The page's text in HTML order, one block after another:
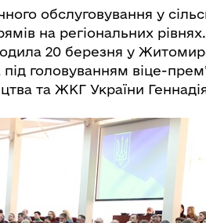
обслуговування у
на регіональних
20 березня у
головуванням віце-
та ЖКГ України